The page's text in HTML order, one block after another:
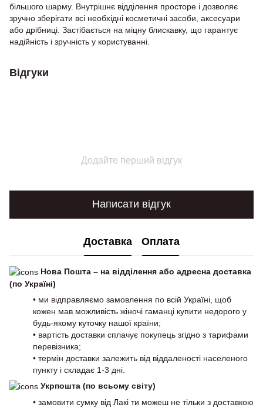
більшого шарму. Внутрішнє відділення просторе і дозволяє
зручно зберігати всі необхідні косметичні засоби, аксесуари
або дрібниці. Застібається на міцну блискавку, що гарантує
надійність і зручність у користуванні.
Відгуки
Додайте перший відгук
Написати відгук
Доставка Оплата
Нова Пошта – на відділення або адресна доставка
(по Україні)
• ми відправляємо замовлення по всій Україні, щоб
кожен мав можливість жіночі гаманці купити недорого у
будь-якому куточку нашої країни;
• вартість доставки сплачує покупець згідно з тарифами
перевізника;
• термін доставки залежить від віддаленості населеного
пункту і складає 1-3 дні.
Укрпошта (по всьому світу)
• замовити сумку від Лакі ти можеш не тільки з доставкою